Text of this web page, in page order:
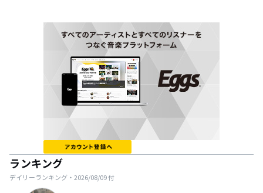
ランキング
デイリーランキング・ 2026/08/09付